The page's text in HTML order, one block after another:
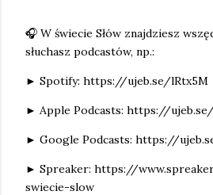
🎧 W świecie Słów znajdziesz
słuchasz podcastów, np.:
► Spotify: https://ujeb.se/lRtx5M
► Apple Podcasts: https://
► Google Podcasts: https://
► Spreaker: https://
swiecie-slow